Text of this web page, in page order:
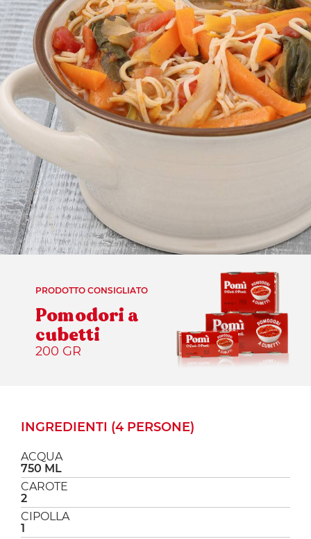
PRODOTTO CONSIGLIATO
Pomodori a
cubetti
200 GR
INGREDIENTI (4 PERSONE)
ACQUA
750 ML
CAROTE
2
CIPOLLA
1